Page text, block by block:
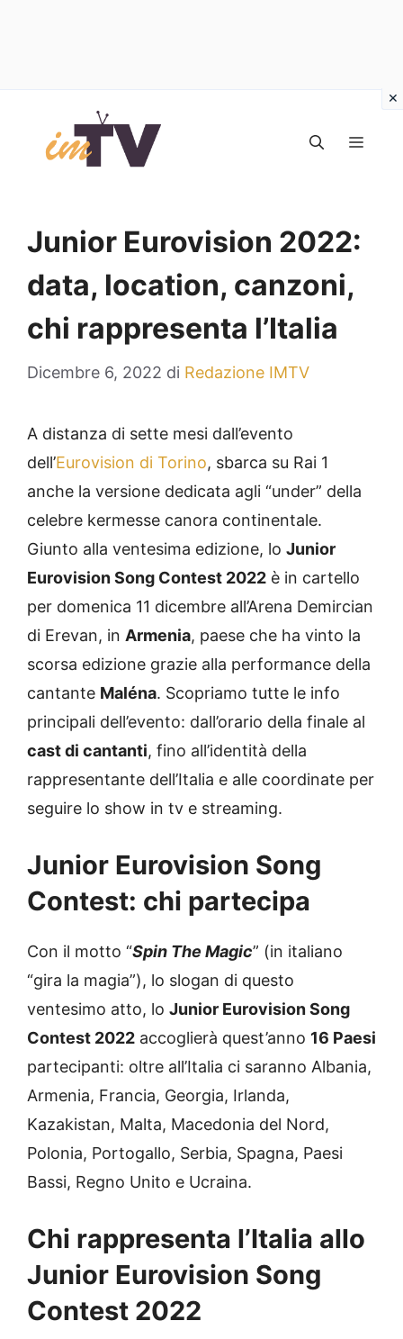
contenuto
Junior Eurovision 2022:
data, location, canzoni,
chi rappresenta l’Italia
Dicembre 6, 2022 di Redazione IMTV
A distanza di sette mesi dall’evento
dell’Eurovision di Torino, sbarca su Rai 1
anche la versione dedicata agli “under” della
celebre kermesse canora continentale.
Giunto alla ventesima edizione, lo Junior
Eurovision Song Contest 2022 è in cartello
per domenica 11 dicembre all’Arena Demircian
di Erevan, in Armenia, paese che ha vinto la
scorsa edizione grazie alla performance della
cantante Maléna. Scopriamo tutte le info
principali dell’evento: dall’orario della finale al
cast di cantanti, fino all’identità della
rappresentante dell’Italia e alle coordinate per
seguire lo show in tv e streaming.
Junior Eurovision Song
Contest: chi partecipa
Con il motto “Spin The Magic” (in italiano
“gira la magia”), lo slogan di questo
ventesimo atto, lo Junior Eurovision Song
Contest 2022 accoglierà quest’anno 16 Paesi
partecipanti: oltre all’Italia ci saranno Albania,
Armenia, Francia, Georgia, Irlanda,
Kazakistan, Malta, Macedonia del Nord,
Polonia, Portogallo, Serbia, Spagna, Paesi
Bassi, Regno Unito e Ucraina.
Chi rappresenta l’Italia allo
Junior Eurovision Song
Contest 2022